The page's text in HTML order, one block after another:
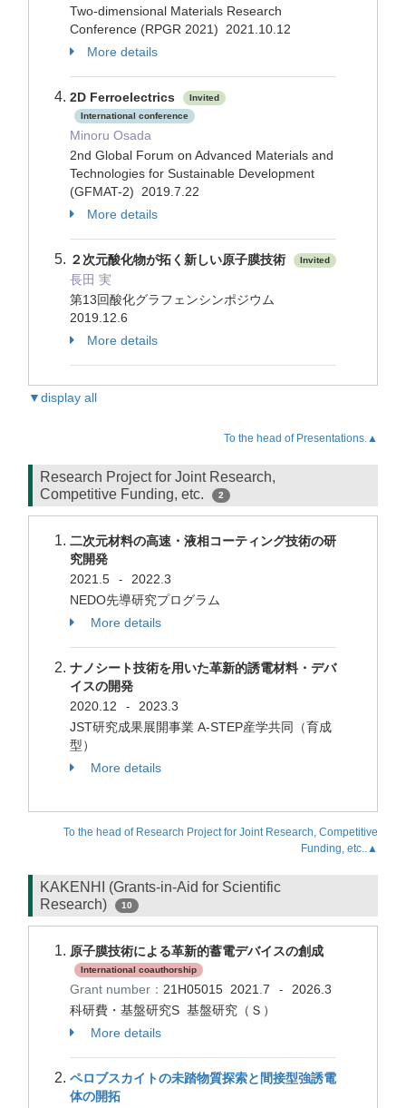
Two-dimensional Materials Research
Conference (RPGR 2021) 2021.10.12
More details
2D Ferroelectrics
Invited
International conference
Minoru Osada
2nd Global Forum on Advanced Materials and
Technologies for Sustainable Development
(GFMAT-2) 2019.7.22
More details
２次元酸化物が拓く新しい原子膜技術 Invited
長田 実
第13回酸化グラフェンシンポジウム
2019.12.6
More details
▼display all
To the head of Presentations.▲
Research Project for Joint Research,
Competitive Funding, etc.
2
二次元材料の高速・液相コーティング技術の研
究開発
2021.5
-
2022.3
NEDO先導研究プログラム
More details
ナノシート技術を用いた革新的誘電材料・デバ
イスの開発
2020.12
-
2023.3
JST研究成果展開事業 A-STEP産学共同（育成
型）
More details
To the head of Research Project for Joint Research, Competitive
Funding, etc..▲
KAKENHI (Grants-in-Aid for Scientific
Research)
10
原子膜技術による革新的蓄電デバイスの創成
International coauthorship
Grant number： 21H05015 2021.7 -
2026.3
科研費・基盤研究S 基盤研究（Ｓ）
More details
ペロブスカイトの未踏物質探索と間接型強誘電
体の開拓